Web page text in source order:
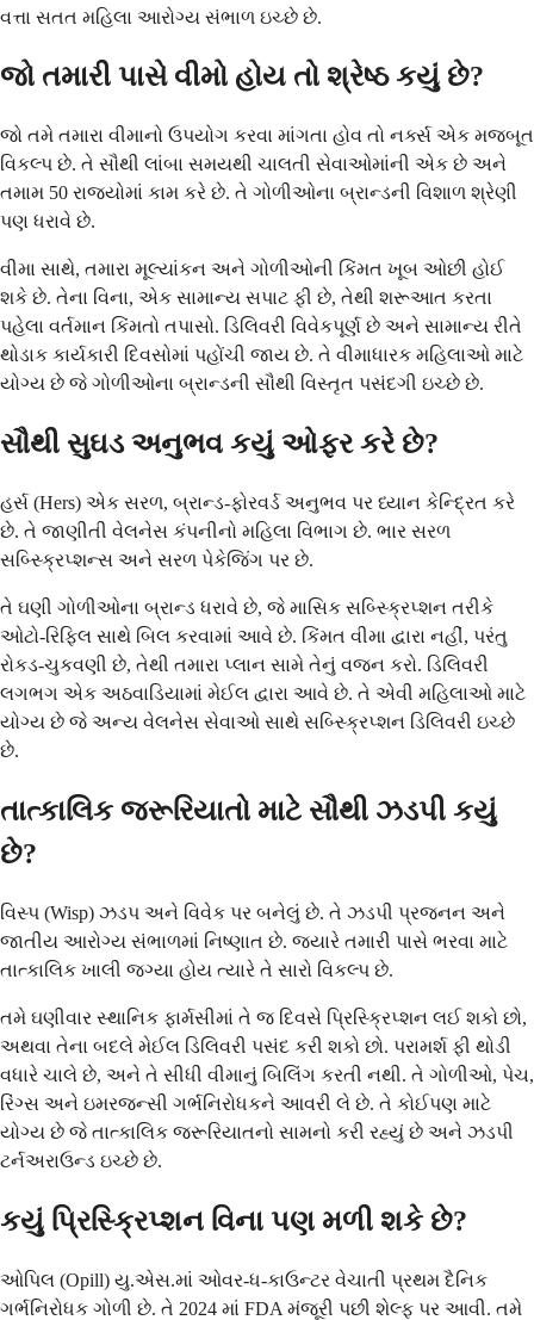
વત્તા સતત મહિલા આરોગ્ય સંભાળ ઇચ્છે છે.
જો તમારી પાસે વીમો હોય તો શ્રેષ્ઠ કયું છે?
જો તમે તમારા વીમાનો ઉપયોગ કરવા માંગતા હોવ તો નર્ક્સ એક મજબૂત
વિકલ્પ છે. તે સૌથી લાંબા સમયથી ચાલતી સેવાઓમાંની એક છે અને
તમામ 50 રાજ્યોમાં કામ કરે છે. તે ગોળીઓના બ્રાન્ડની વિશાળ શ્રેણી
પણ ધરાવે છે.
વીમા સાથે, તમારા મૂલ્યાંકન અને ગોળીઓની કિંમત ખૂબ ઓછી હોઈ
શકે છે. તેના વિના, એક સામાન્ય સપાટ ફી છે, તેથી શરૂઆત કરતા
પહેલા વર્તમાન કિંમતો તપાસો. ડિલિવરી વિવેકપૂર્ણ છે અને સામાન્ય રીતે
થોડાક કાર્યકારી દિવસોમાં પહોંચી જાય છે. તે વીમાધારક મહિલાઓ માટે
યોગ્ય છે જે ગોળીઓના બ્રાન્ડની સૌથી વિસ્તૃત પસંદગી ઇચ્છે છે.
સૌથી સુઘડ અનુભવ કયું ઓફર કરે છે?
હર્સ (Hers) એક સરળ, બ્રાન્ડ-ફોરવર્ડ અનુભવ પર ધ્યાન કેન્દ્રિત કરે
છે. તે જાણીતી વેલનેસ કંપનીનો મહિલા વિભાગ છે. ભાર સરળ
સબ્સ્ક્રિપ્શન્સ અને સરળ પેકેજિંગ પર છે.
તે ઘણી ગોળીઓના બ્રાન્ડ ધરાવે છે, જે માસિક સબ્સ્ક્રિપ્શન તરીકે
ઓટો-રિફિલ સાથે બિલ કરવામાં આવે છે. કિંમત વીમા દ્વારા નહીં, પરંતુ
રોકડ-ચુકવણી છે, તેથી તમારા પ્લાન સામે તેનું વજન કરો. ડિલિવરી
લગભગ એક અઠવાડિયામાં મેઈલ દ્વારા આવે છે. તે એવી મહિલાઓ માટે
યોગ્ય છે જે અન્ય વેલનેસ સેવાઓ સાથે સબ્સ્ક્રિપ્શન ડિલિવરી ઇચ્છે
છે.
તાત્કાલિક જરૂરિયાતો માટે સૌથી ઝડપી કયું
છે?
વિસ્પ (Wisp) ઝડપ અને વિવેક પર બનેલું છે. તે ઝડપી પ્રજનન અને
જાતીય આરોગ્ય સંભાળમાં નિષ્ણાત છે. જ્યારે તમારી પાસે ભરવા માટે
તાત્કાલિક ખાલી જગ્યા હોય ત્યારે તે સારો વિકલ્પ છે.
તમે ઘણીવાર સ્થાનિક ફાર્મસીમાં તે જ દિવસે પ્રિસ્ક્રિપ્શન લઈ શકો છો,
અથવા તેના બદલે મેઈલ ડિલિવરી પસંદ કરી શકો છો. પરામર્શ ફી થોડી
વધારે ચાલે છે, અને તે સીધી વીમાનું બિલિંગ કરતી નથી. તે ગોળીઓ, પેચ,
રિંગ્સ અને ઇમરજન્સી ગર્ભનિરોધકને આવરી લે છે. તે કોઈપણ માટે
યોગ્ય છે જે તાત્કાલિક જરૂરિયાતનો સામનો કરી રહ્યું છે અને ઝડપી
ટર્નઅરાઉન્ડ ઇચ્છે છે.
કયું પ્રિસ્ક્રિપ્શન વિના પણ મળી શકે છે?
ઓપિલ (Opill) યુ.એસ.માં ઓવર-ધ-કાઉન્ટર વેચાતી પ્રથમ દૈનિક
ગર્ભનિરોધક ગોળી છે. તે 2024 માં FDA મંજૂરી પછી શેલ્ફ પર આવી. તમે